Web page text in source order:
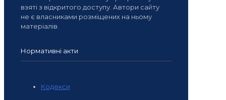
взяті з відкритого доступу. Автори сайту
не є власниками розміщених на ньому
матеріалів.
Нормативні акти
Кодекси